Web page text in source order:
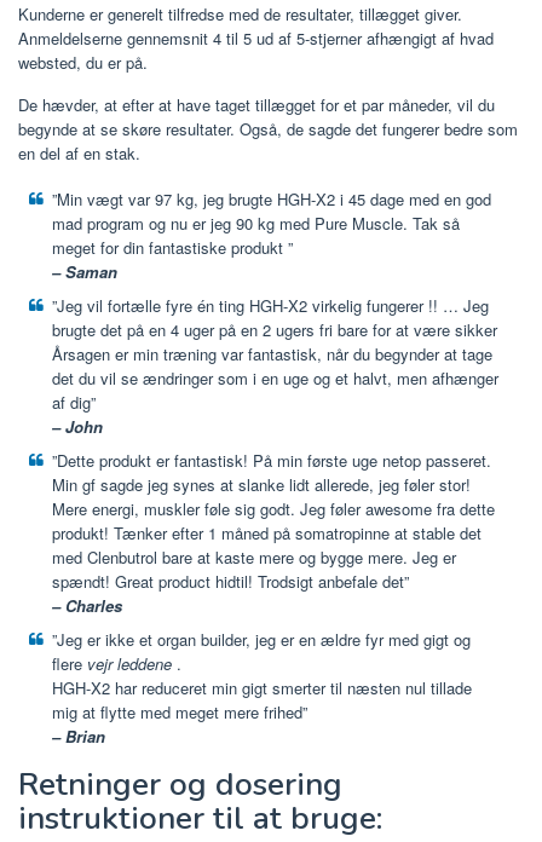
Kunderne er generelt tilfredse med de resultater, tillægget giver.
Anmeldelserne gennemsnit 4 til 5 ud af 5-stjerner afhængigt af hvad
websted, du er på.
De hævder, at efter at have taget tillægget for et par måneder, vil du
begynde at se skøre resultater. Også, de sagde det fungerer bedre som
en del af en stak.
”Min vægt var 97 kg, jeg brugte HGH-X2 i 45 dage med en god
mad program og nu er jeg 90 kg med Pure Muscle. Tak så
meget for din fantastiske produkt ”
– Saman
”Jeg vil fortælle fyre én ting HGH-X2 virkelig fungerer !! … Jeg
brugte det på en 4 uger på en 2 ugers fri bare for at være sikker
Årsagen er min træning var fantastisk, når du begynder at tage
det du vil se ændringer som i en uge og et halvt, men afhænger
af dig”
– John
”Dette produkt er fantastisk! På min første uge netop passeret.
Min gf sagde jeg synes at slanke lidt allerede, jeg føler stor!
Mere energi, muskler føle sig godt. Jeg føler awesome fra dette
produkt! Tænker efter 1 måned på somatropinne at stable det
med Clenbutrol bare at kaste mere og bygge mere. Jeg er
spændt! Great product hidtil! Trodsigt anbefale det”
– Charles
”Jeg er ikke et organ builder, jeg er en ældre fyr med gigt og
flere vejr leddene .
HGH-X2 har reduceret min gigt smerter til næsten nul tillade
mig at flytte med meget mere frihed”
– Brian
Retninger og dosering
instruktioner til at bruge: